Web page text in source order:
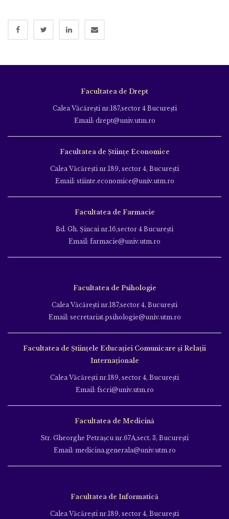
Facultatea de Drept
Calea Văcăreşti nr.187,sector 4 Bucureşti
Email: drept@univ.utm.ro
Facultatea de Științe Economice
Calea Văcăreşti nr.189, sector 4, Bucureşti
Email: stiinte.economice@univ.utm.ro
Facultatea de Farmacie
Bd. Gh. Şincai nr.16,sector 4 Bucureşti
Email: farmacie@univ.utm.ro
Facultatea de Psihologie
Calea Văcăreşti nr.187,sector 4, Bucureşti
Email: secretariat.psihologie@univ.utm.ro
Facultatea de Ştiinţele Educației Comunicare și Relații
Internaționale
Calea Văcăreşti nr.189, sector 4, Bucureşti
Email: fscri@univ.utm.ro
Facultatea de Medicină
Str. Gheorghe Petraşcu nr.67A,sect. 3, Bucureşti
Email: medicina.generala@univ.utm.ro
Facultatea de Informatică
Calea Văcăreşti nr.189, sector 4, Bucureşti